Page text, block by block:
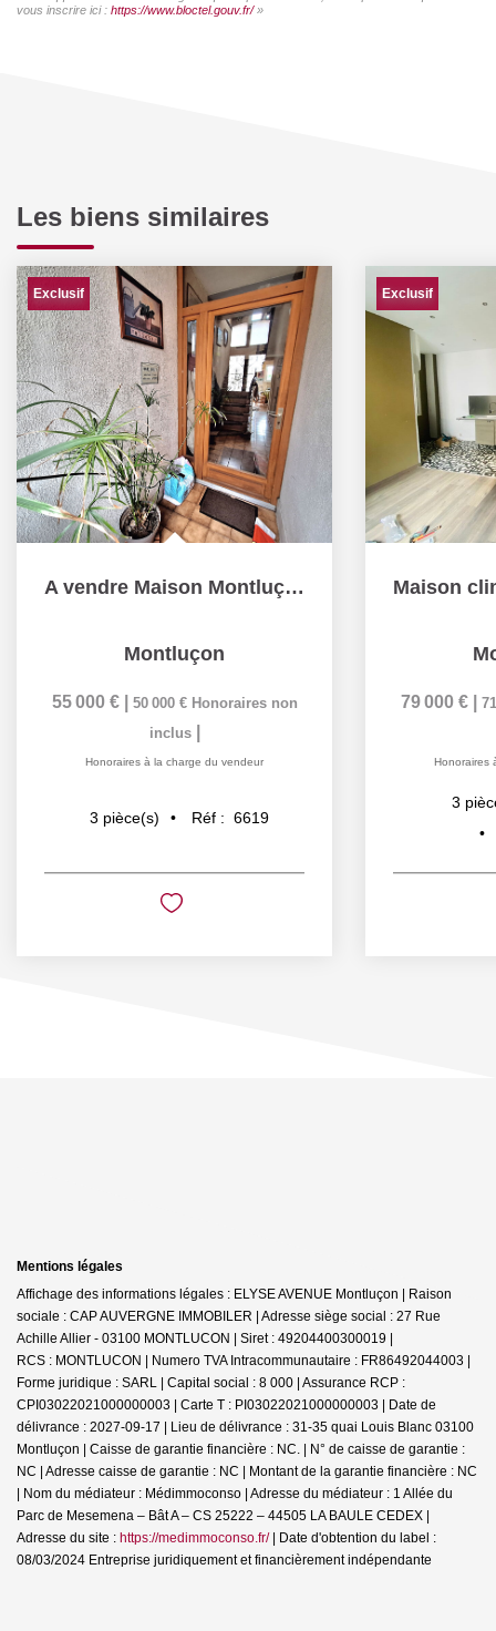
vous inscrire ici : https://www.bloctel.gouv.fr/»
Les biens similaires
Exclusif
A vendre Maison Montluçon 3 pièce(s) idéalement placée et à...
Montluçon
55 000 € 50 000 € Honoraires non
inclus
Honoraires à la charge du vendeur
3 pièce(s) Réf : 6619
Exclusif
79 000 €
Honoraires
3
Mentions légales
Affichage des informations légales : ELYSE AVENUE Montluçon | Raison
sociale : CAP AUVERGNE IMMOBILER | Adresse siège social : 27 Rue
Achille Allier - 03100 MONTLUCON | Siret : 49204400300019 |
RCS : MONTLUCON | Numero TVA Intracommunautaire : FR86492044003 |
Forme juridique : SARL | Capital social : 8 000 | Assurance RCP :
CPI03022021000000003 | Carte T : PI03022021000000003 | Date de
délivrance : 2027-09-17 | Lieu de délivrance : 31-35 quai Louis Blanc 03100
Montluçon | Caisse de garantie financière : NC. | N° de caisse de garantie :
NC | Adresse caisse de garantie : NC | Montant de la garantie financière : NC
| Nom du médiateur : Médimmoconso | Adresse du médiateur : 1 Allée du
Parc de Mesemena – Bât A – CS 25222 – 44505 LA BAULE CEDEX |
Adresse du site : https://medimmoconso.fr/| Date d'obtention du label :
08/03/2024 Entreprise juridiquement et financièrement indépendante